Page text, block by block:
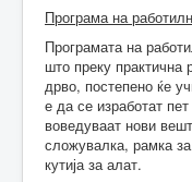
Програма на
Програмата на
што преку практична
дрво, постепено ќе
е да се изработат
воведуваат нови
сложувалка, рамка
кутија за алат.